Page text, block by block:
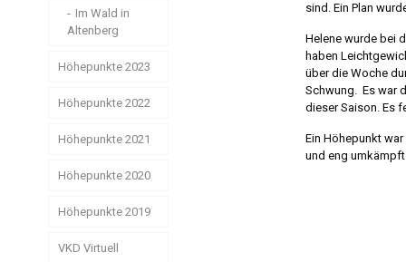
sind. Ein Plan
Helene wurde bei
haben
über die Woche
Schwung. Es war
dieser Saison. Es
Ein Höhepunkt
und eng
Endlich mal
Schnee in
Im Wald in
Altenberg
Höhepunkte 2023
Schwerin ist
zu Wasser
200m und
und schnell und
Höhepunkte 2022
Testen, Testen,
Spreewald
#So geht
Höhepunkte 2021
Triple
Deutschlands
Höhepunkte 2020
in Leipzig
Höhepunkte 2019
VKD Virtuell